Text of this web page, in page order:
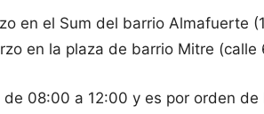
en el Sum del barrio Almafuerte
en la plaza de barrio Mitre (calle
08:00 a 12:00 y es por orden de